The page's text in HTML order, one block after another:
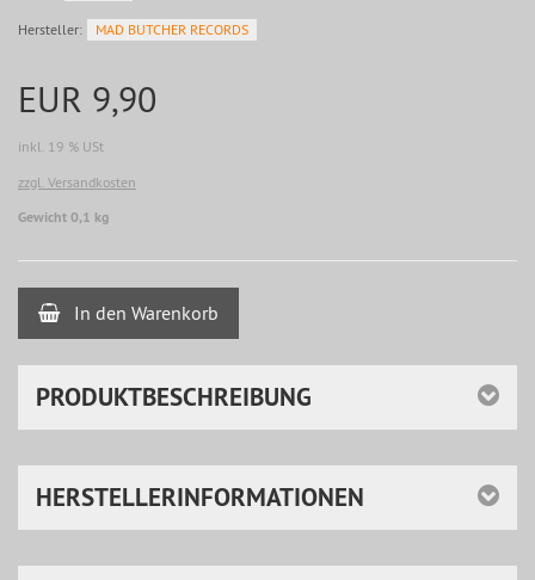
Hersteller: MAD BUTCHER RECORDS
EUR 9,90
inkl. 19 % USt
zzgl. Versandkosten
Gewicht 0,1 kg
In den Warenkorb
PRODUKTBESCHREIBUNG
HERSTELLERINFORMATIONEN